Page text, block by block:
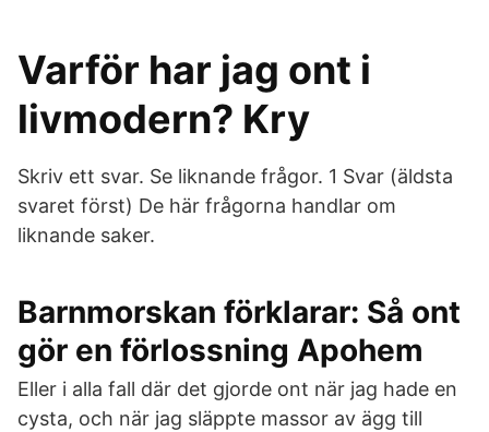
Varför har jag ont i
livmodern? Kry
Skriv ett svar. Se liknande frågor. 1 Svar (äldsta
svaret först) De här frågorna handlar om
liknande saker.
Barnmorskan förklarar: Så ont
gör en förlossning Apohem
Eller i alla fall där det gjorde ont när jag hade en
cysta, och när jag släppte massor av ägg till